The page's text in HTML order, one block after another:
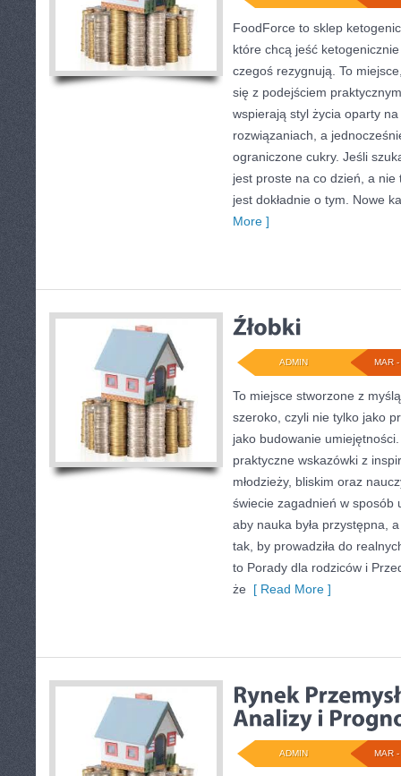
FoodForce to sklep
które chcą jeść
czegoś rezygnują. To
się z podejściem
wspierają styl życia oparty na
rozwiązaniach, a
ograniczone cukry. Jeśli
jest proste na co dzień, a
jest dokładnie o tym. Nowe
More ]
MAR
ADMIN
To miejsce stworzone z
szeroko, czyli nie tylko jako
jako budowanie
praktyczne wskazówki z
młodzieży, bliskim oraz
świecie zagadnień w sposób
aby nauka była przystępna,
tak, by prowadziła do
to Porady dla rodziców i
że [ Read More ]
MAR
ADMIN